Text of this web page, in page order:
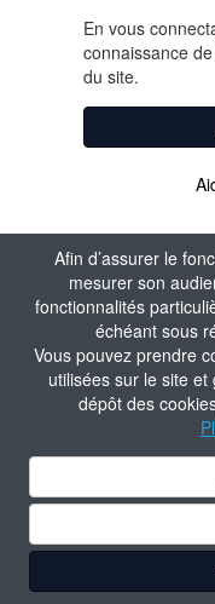
Afin d’assurer le
mesurer son
fonctionnalités
échéant sous
Vous pouvez prendre
utilisées sur le site
dépôt des
En vous
connaissance
du site.